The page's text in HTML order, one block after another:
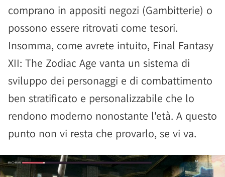
comprano in appositi negozi (Gambitterie) o
possono essere ritrovati come tesori.
Insomma, come avrete intuito, Final Fantasy
XII: The Zodiac Age vanta un sistema di
sviluppo dei personaggi e di combattimento
ben stratificato e personalizzabile che lo
rendono moderno nonostante l'età. A questo
punto non vi resta che provarlo, se vi va.